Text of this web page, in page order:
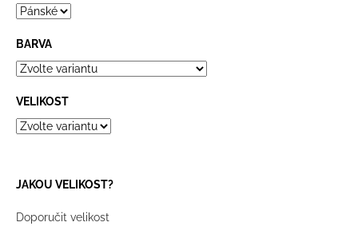
BARVA
VELIKOST
JAKOU VELIKOST?
Doporučit velikost
PRO-
OPS
-
CELOROČNÍ
ZÁTĚŽOVÉ
ANTIBAKTERIÁLNÍ
Kč